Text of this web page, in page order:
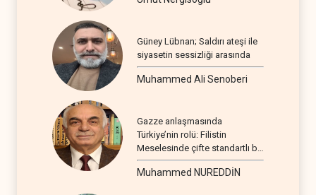
Güney Lübnan; Saldırı ateşi ile
siyasetin sessizliği arasında
Muhammed Ali Senoberi
Gazze anlaşmasında
Türkiye’nin rolü: Filistin
Meselesinde çifte standartlı bir
seyir
Muhammed NUREDDİN